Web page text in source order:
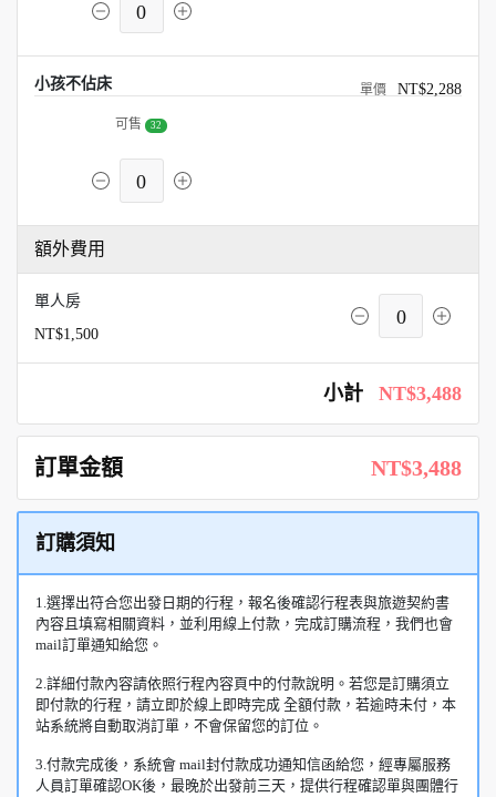
0
小孩不佔床 NT$2,288
可售 32
0
額外費用
單人房
NT$1,500
0
小計 NT$3,488
訂單金額 NT$3,488
訂購須知
1.選擇出符合您出發日期的行程，報名後確認行程表與旅遊契約書
內容且填寫相關資料，並利用線上付款，完成訂購流程，我們也會
mail訂單通知給您。
2.詳細付款內容請依照行程內容頁中的付款說明。若您是訂購須立
即付款的行程，請立即於線上即時完成 全額付款，若逾時未付，本
站系統將自動取消訂單，不會保留您的訂位。
3.付款完成後，系統會 mail封付款成功通知信函給您，經專屬服務
人員訂單確認OK後，最晚於出發前三天，提供行程確認單與團體行